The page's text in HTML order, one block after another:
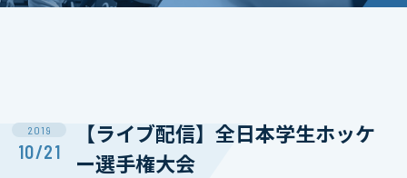
2019
10/21
【ライブ配信】全日本学生ホッケ
ー選手権大会